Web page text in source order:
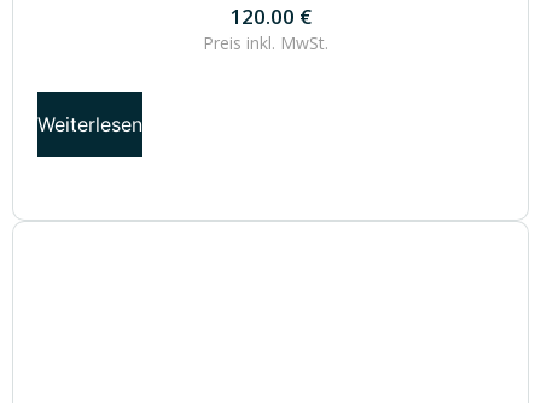
120.00 €
Preis inkl. MwSt.
Weiterlesen